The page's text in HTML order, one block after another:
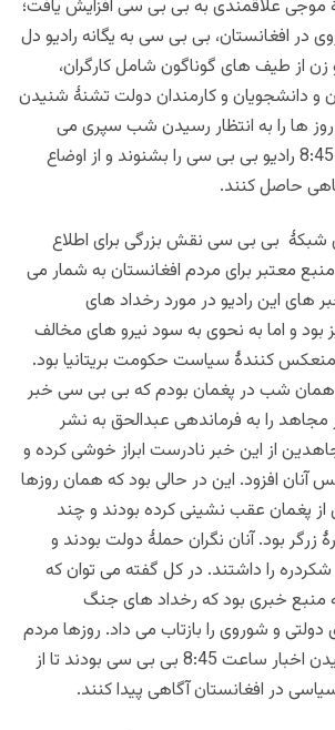
موجی علاقمندی به بی بی سی افزایش یافت؛
در افغانستان، بی بی سی به یگانه رادیو دل
از طیف های گوناگون شامل کارگران،
و دانشجویان و کارمندان دولت تشنۀ شنیدن
روز ها را به انتظار رسیدن شب سپری می
کردند تا اخبار ساعت 8:45 رادیو بی بی سی را بشنوند و از اوضاع
حاصل کنند.
شبکۀ بی بی سی نقش بزرگی برای اطلاع
معتبر برای مردم افغانستان به شمار می
های این رادیو در مورد رخداد های
بود و اما به نحوی به سود نیرو های مخالف
کنندۀ سیاست حکومت بریتانیا بود.
همان شب در پغمان بودم که بی بی سی خبر
را به فرماندهی عبدالحق به نشر
از این خبر نادرست ابراز خوشی کرده و
آنان افزود. این در حالی بود که همان روزها
پغمان عقب نشینی کرده بودند و چند
بود. آنان نگران حملۀ دولت بودند و
را داشتند. در کل گفته می توان که
منبع خبری بود که رخداد های جنگ
و شوروی را بازتاب می داد. روزها مردم
بی صبرانه منتظر شنیدن اخبار ساعت 8:45 بی بی سی بودند تا از
در افغانستان آگاهی پیدا کنند.